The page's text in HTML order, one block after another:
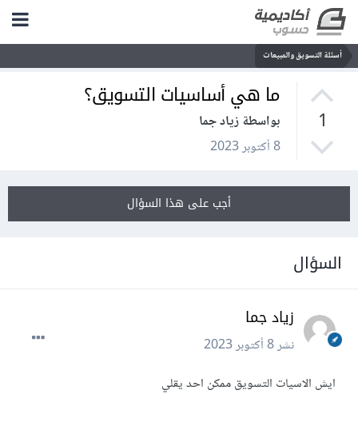
أسئلة التسويق والمبيعات
1
ما هي أساسيات التسويق؟
بواسطة زياد جما
8 أكتوبر 2023
أجب على هذا السؤال
السؤال
زياد جما
نشر8 أكتوبر 2023
ايش الاسيات التسويق ممكن احد يقلي